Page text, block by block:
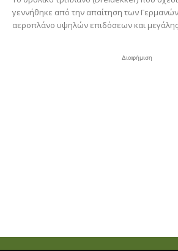
γεννήθηκε από την απαίτηση των
αεροπλάνο υψηλών επιδόσεων και μεγάλης
Διαφήμιση